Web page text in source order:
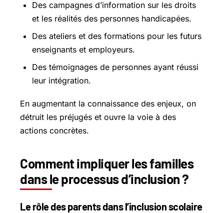
Des campagnes d’information sur les droits
et les réalités des personnes handicapées.
Des ateliers et des formations pour les futurs
enseignants et employeurs.
Des témoignages de personnes ayant réussi
leur intégration.
En augmentant la connaissance des enjeux, on
détruit les préjugés et ouvre la voie à des
actions concrètes.
Comment impliquer les familles
dans le processus d’inclusion ?
Le rôle des parents dans l’inclusion scolaire